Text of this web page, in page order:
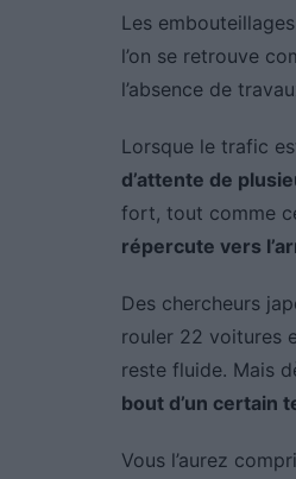
Les
l’on se retrouve
l’absence de
Lorsque le trafic
d’attente de
fort, tout comme
répercute vers
Des chercheurs
rouler 22 voitures
reste fluide. Mais
bout d’un certain
Vous l’aurez